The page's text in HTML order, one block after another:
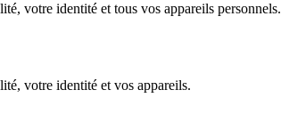
votre identité et tous vos appareils personnels.​
votre identité et vos appareils.